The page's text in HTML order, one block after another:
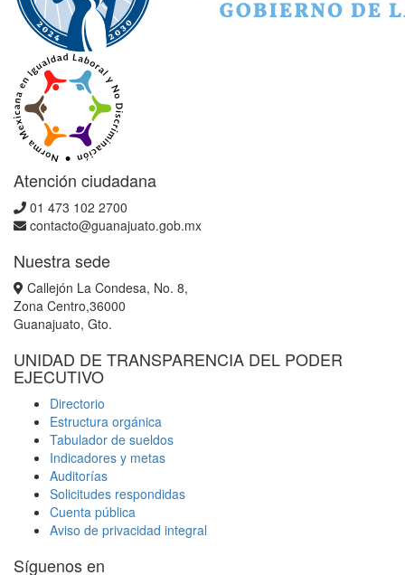
Atención ciudadana
01 473 102 2700
contacto@guanajuato.gob.mx
Nuestra sede
Callejón La Condesa, No. 8,
Zona Centro,36000
Guanajuato, Gto.
UNIDAD DE TRANSPARENCIA DEL PODER
EJECUTIVO
Directorio
Estructura orgánica
Tabulador de sueldos
Indicadores y metas
Auditorías
Solicitudes respondidas
Cuenta pública
Aviso de privacidad integral
Síguenos en